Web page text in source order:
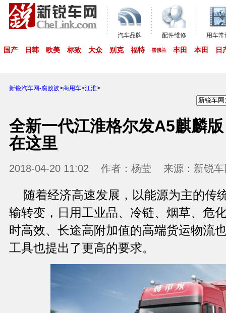
汽车品牌 配件维修 用车常
国产 日韩 欧美 标致 大众 别克 福特 雪佛兰 丰田 本田 日
新锐汽车网-腐败族>商用车>江淮>
全新一代江淮格尔发A5麒麟
在这里
2018-04-20 11:02 作者：杨莹 来源：新锐
随着经济高速发展，以能源为主的传
输转变，日用工业品、冷链、烟草、危
时高效、长途高附加值的高端货运物流
工具也提出了更高的要求。